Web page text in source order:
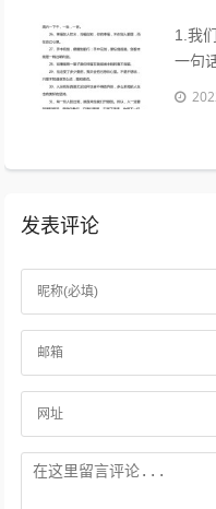
1.我
一句
的不
发表评论